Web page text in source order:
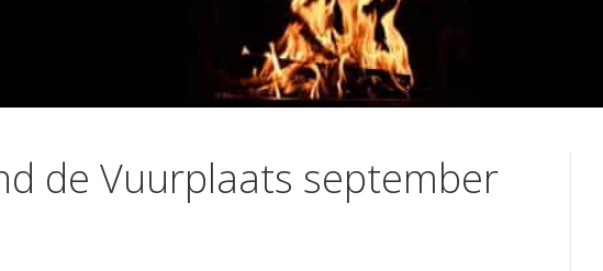
de Vuurplaats september